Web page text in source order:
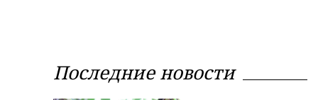
Последние новости